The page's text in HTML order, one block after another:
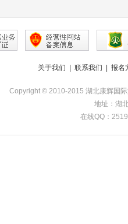
关于我们 联系我们 报名
Copyright © 2010-2015 湖北康辉国
地址：湖
在线QQ：